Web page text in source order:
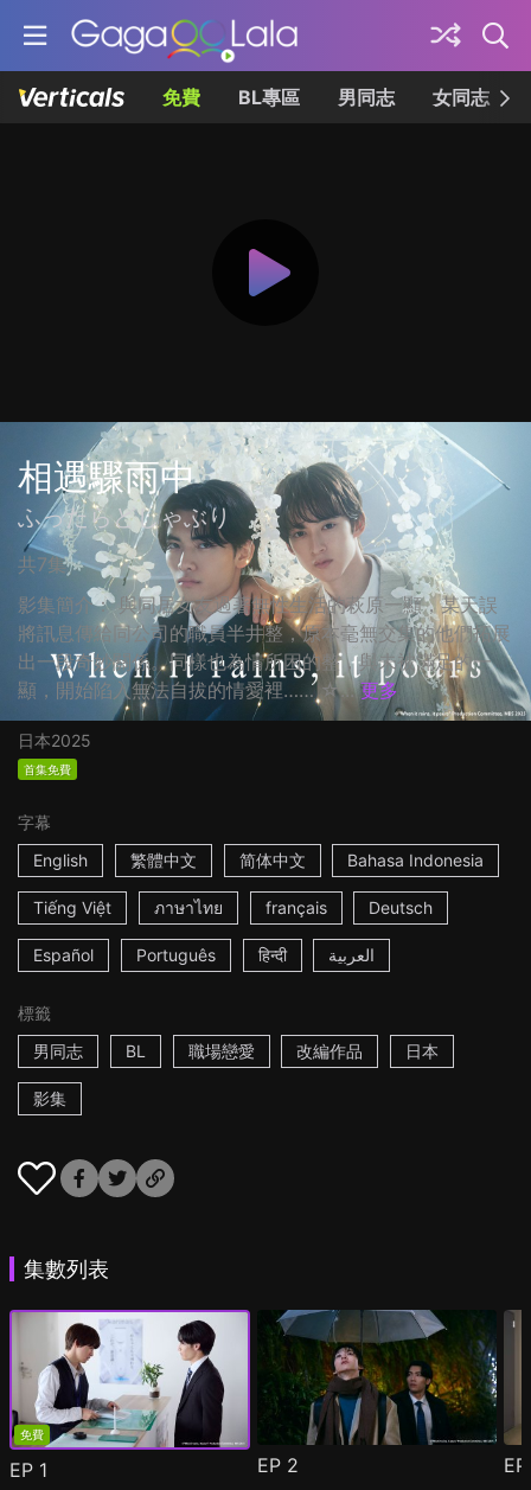
免費 BL專區 男同志 女同志
相遇驟雨中
ふったらどしゃぶり
共7集
影集簡介： 與同居女友過著無性生活的萩原一顯，某天誤
將訊息傳給同公司的職員半井整，原本毫無交集的他們拓展
出一段奇妙關係。同樣也為情所困的整，與未被滿足的一
顯，開始陷入無法自拔的情愛裡…… ☆... 更多
日本2025
首集免費
字幕
English
繁體中文 简体中文 Bahasa Indonesia
Tiếng Việt ภาษาไทย français Deutsch
Español Português हिन्दी العربية
標籤
男同志
BL 職場戀愛 改編作品 日本
影集
集數列表
免費
EP 1 EP 2